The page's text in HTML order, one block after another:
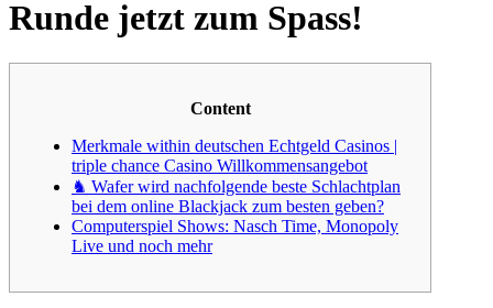
Runde jetzt zum Spass!
Content
Merkmale within deutschen Echtgeld Casinos |
triple chance Casino Willkommensangebot
♞ Wafer wird nachfolgende beste Schlachtplan
bei dem online Blackjack zum besten geben?
Computerspiel Shows: Nasch Time, Monopoly
Live und noch mehr